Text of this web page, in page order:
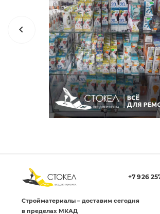
+7 926
Стройматериалы – доставим сегодня
в пределах МКАД